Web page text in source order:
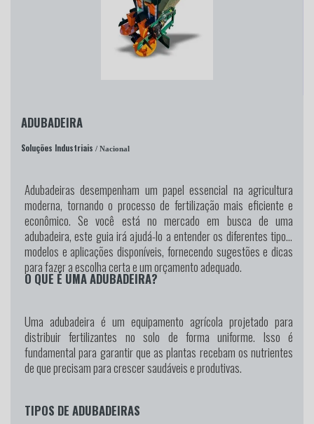
ADUBADEIRA
Soluções Industriais / Nacional
Adubadeiras desempenham um papel essencial na agricultura
moderna, tornando o processo de fertilização mais eficiente e
econômico. Se você está no mercado em busca de uma
adubadeira, este guia irá ajudá-lo a entender os diferentes tipos,
modelos e aplicações disponíveis, fornecendo sugestões e dicas
para fazer a escolha certa e um orçamento adequado.
O QUE É UMA ADUBADEIRA?
Uma adubadeira é um equipamento agrícola projetado para
distribuir fertilizantes no solo de forma uniforme. Isso é
fundamental para garantir que as plantas recebam os nutrientes
de que precisam para crescer saudáveis e produtivas.
TIPOS DE ADUBADEIRAS